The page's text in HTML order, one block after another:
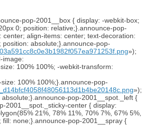
pop-2001__box { display: -webkit-box;
0; position: relative;}.announce-pop-
align-items: center; text-decoration:
absolute;}.announce-pop-
»);
image:
100% 100%; -webkit-transform:
100% 100%;}.announce-pop-
»);
pop-2001__spot._left {
2001__spot._sticky-center { display:
21%, 78% 11%, 70% 7%, 67% 5%,
fill: none;}.announce-pop-2001__spray {